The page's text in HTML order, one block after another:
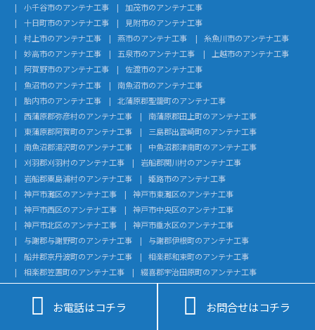
小千谷市のアンテナ工事
加茂市のアンテナ工事
十日町市のアンテナ工事
見附市のアンテナ工事
村上市のアンテナ工事
燕市のアンテナ工事
糸魚川市のアンテナ工事
妙高市のアンテナ工事
五泉市のアンテナ工事
上越市のアンテナ工事
阿賀野市のアンテナ工事
佐渡市のアンテナ工事
魚沼市のアンテナ工事
南魚沼市のアンテナ工事
胎内市のアンテナ工事
北蒲原郡聖籠町のアンテナ工事
西蒲原郡弥彦村のアンテナ工事
南蒲原郡田上町のアンテナ工事
東蒲原郡阿賀町のアンテナ工事
三島郡出雲崎町のアンテナ工事
南魚沼郡湯沢町のアンテナ工事
中魚沼郡津南町のアンテナ工事
刈羽郡刈羽村のアンテナ工事
岩船郡関川村のアンテナ工事
岩船郡粟島浦村のアンテナ工事
姫路市のアンテナ工事
神戸市灘区のアンテナ工事
神戸市東灘区のアンテナ工事
神戸市西区のアンテナ工事
神戸市中央区のアンテナ工事
神戸市北区のアンテナ工事
神戸市垂水区のアンテナ工事
与謝郡与謝野町のアンテナ工事
与謝郡伊根町のアンテナ工事
船井郡京丹波町のアンテナ工事
相楽郡和束町のアンテナ工事
相楽郡笠置町のアンテナ工事
綴喜郡宇治田原町のアンテナ工事
南丹市のアンテナ工事
京丹後市のアンテナ工事
向日市のアンテナ工事
宮津市のアンテナ工事
綾部市のアンテナ工事
舞鶴市のアンテナ工事
福知山市のアンテナ工事
 お電話はコチラ  お問合せはコチラ